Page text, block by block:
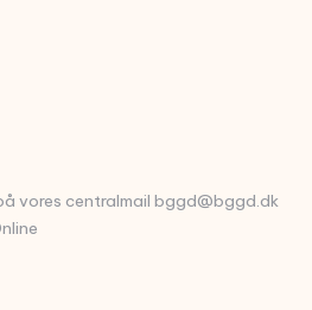
vores centralmail bggd@bggd.dk